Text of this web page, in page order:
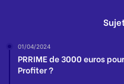
01/04/2024
PRRIME de 3000 euros
Profiter ?